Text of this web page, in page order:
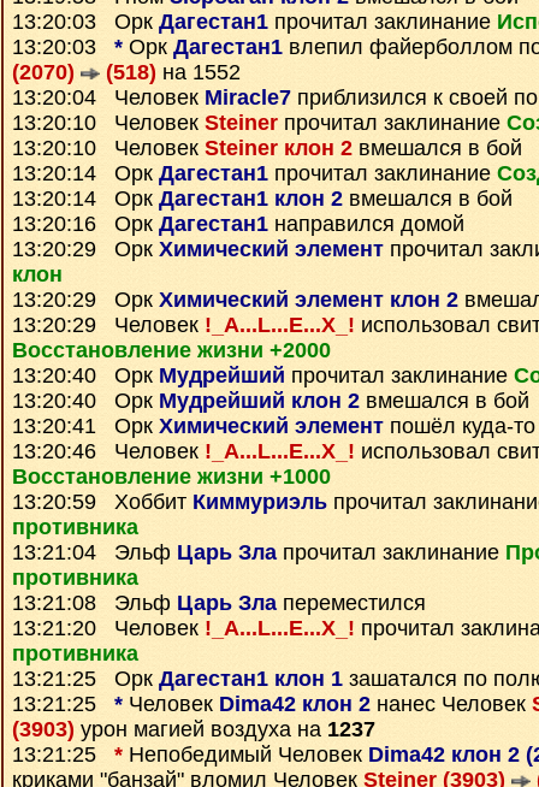
13:20:03 Орк Дагестан1 прочитал заклинание
13:20:03 * Орк Дагестан1 влепил файерболлом
(2070)
(518) на 1552
13:20:04 Человек Miracle7 приблизился к своей
13:20:10 Человек Steiner прочитал заклинание
13:20:10 Человек Steiner клон 2 вмешался в бой
13:20:14 Орк Дагестан1 прочитал заклинание
13:20:14 Орк Дагестан1 клон 2 вмешался в бой
13:20:16 Орк Дагестан1 направился домой
13:20:29 Орк Химический элемент прочитал
клон
13:20:29 Орк Химический элемент клон 2
13:20:29 Человек !_A...L...E...X_! использовал
Восстановление жизни +2000
13:20:40 Орк Мудрейший прочитал заклинание
13:20:40 Орк Мудрейший клон 2 вмешался в бой
13:20:41 Орк Химический элемент пошёл куда-то
13:20:46 Человек !_A...L...E...X_! использовал
Восстановление жизни +1000
13:20:59 Хоббит Киммуриэль прочитал
противника
13:21:04 Эльф Царь Злапрочитал заклинание
противника
13:21:08 Эльф Царь Зла переместился
13:21:20 Человек !_A...L...E...X_! прочитал
противника
13:21:25 Орк Дагестан1 клон 1 зашатался по
13:21:25 * Человек Dima42 клон 2 нанес Человек
(3903) урон магией воздуха на 1237
13:21:25 * Непобедимый Человек Dima42 клон 2
криками "банзай" вломил Человек Steiner (3903)